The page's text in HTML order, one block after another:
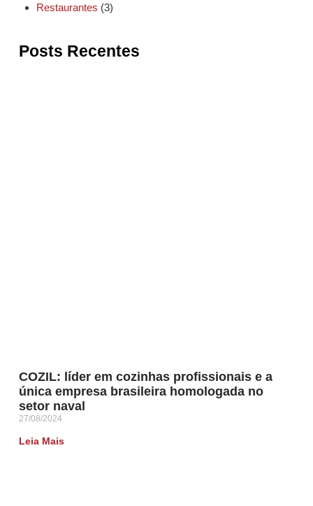
Restaurantes (3)
Posts Recentes
COZIL: líder em cozinhas profissionais e a
única empresa brasileira homologada no
setor naval
27/08/2024
Leia Mais